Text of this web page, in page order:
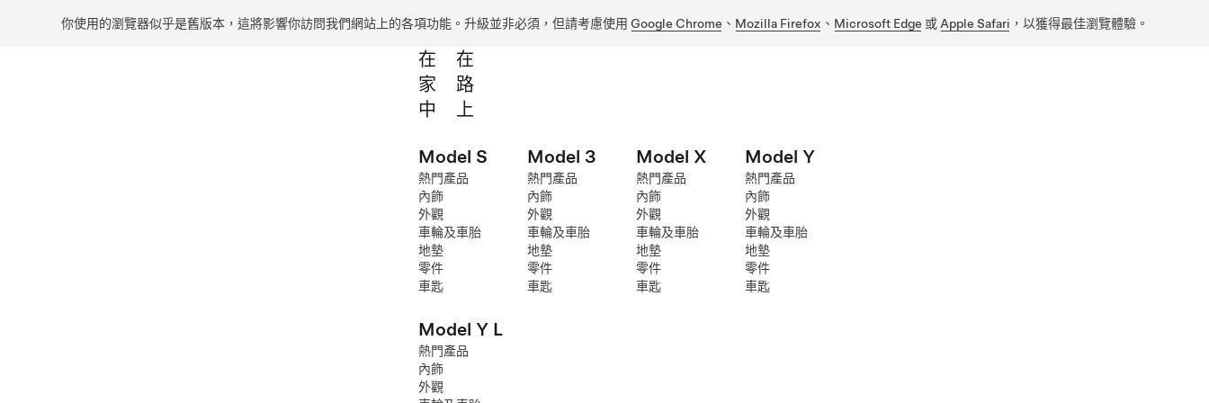
你使用的瀏覽器似乎是舊版本，這將影響你訪問我們網站上的各項功能。升級並非必須，但請考慮使用 Google Chrome 、 Mozilla Firefox 、 Microsoft Edge 或 Apple Safari ，以獲得最佳瀏覽體驗。
在
家
中
在
路
上
Model S
熱門產品
內飾
外觀
車輪及車胎
地墊
零件
車匙
Model 3
熱門產品
內飾
外觀
車輪及車胎
地墊
零件
車匙
Model X
熱門產品
內飾
外觀
車輪及車胎
地墊
零件
車匙
Model Y
熱門產品
內飾
外觀
車輪及車胎
地墊
零件
車匙
Model Y L
熱門產品
內飾
外觀